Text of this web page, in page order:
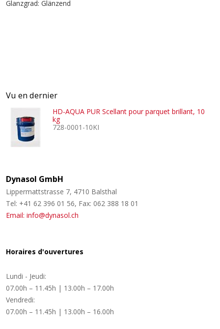
Glanzgrad: Glänzend
Vu en dernier
HD-AQUA PUR Scellant pour parquet brillant, 10
kg
728-0001-10KI
Dynasol GmbH
Lippermattstrasse 7, 4710 Balsthal
Tel: +41 62 396 01 56, Fax: 062 388 18 01
Email: info@dynasol.ch
Horaires d'ouvertures
Lundi - Jeudi:
07.00h – 11.45h | 13.00h – 17.00h
Vendredi:
07.00h – 11.45h | 13.00h – 16.00h